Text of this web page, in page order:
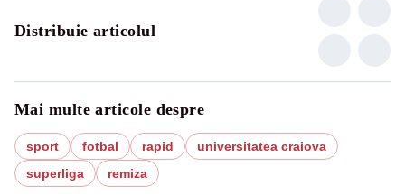
Distribuie articolul
Mai multe articole despre
sport fotbal rapid
universitatea craiova
superliga
remiza